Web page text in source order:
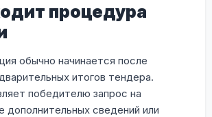
процедура
обычно начинается после
итогов тендера.
победителю запрос на
дополнительных сведений или